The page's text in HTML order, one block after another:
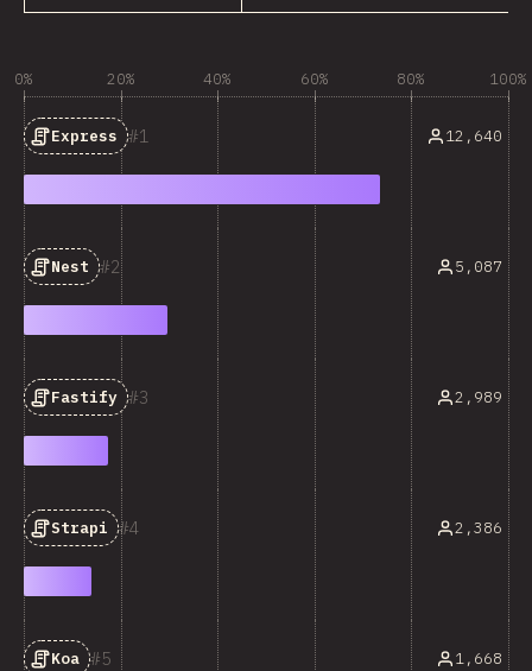
0% 20% 40% 60% 80% 100%
1
Express 12,640
2
Nest 5,087
3
Fastify 2,989
4
Strapi 2,386
5
Koa 1,668